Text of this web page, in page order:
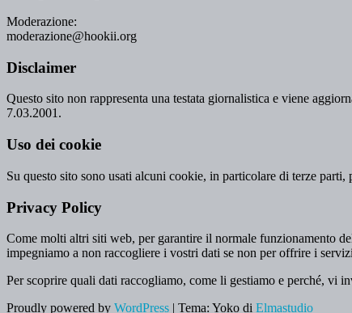
Moderazione:
moderazione@hookii.org
Disclaimer
Questo sito non rappresenta una testata giornalistica e viene
7.03.2001.
Uso dei cookie
Su questo sito sono usati alcuni cookie, in particolare di terze
Privacy Policy
Come molti altri siti web, per garantire il normale funzionamento
impegniamo a non raccogliere i vostri dati se non per offrire i
Per scoprire quali dati raccogliamo, come li gestiamo e perché, vi
Proudly powered by WordPress | Tema: Yoko di Elmastudio